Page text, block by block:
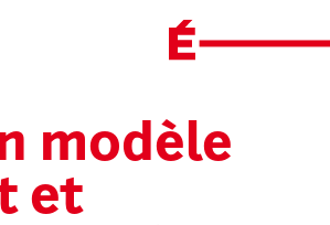
menu
modèle
et